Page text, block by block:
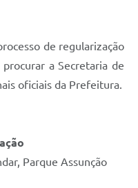
de regularização
a Secretaria de
oficiais da Prefeitura.
Parque Assunção